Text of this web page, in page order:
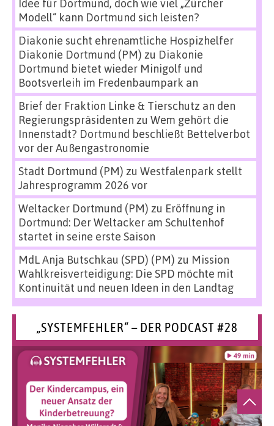
Idee für Dortmund, doch wie viel „Zürcher
Modell“ kann Dortmund sich leisten?
Diakonie sucht ehrenamtliche Hospizhelfer
Diakonie Dortmund (PM) zu Diakonie
Dortmund bietet wieder Minigolf und
Bootsverleih im Fredenbaumpark an
Brief der Fraktion Linke & Tierschutz an den
Regierungspräsidenten zu Wem gehört die
Innenstadt? Dortmund beschließt Bettelverbot
vor der Außengastronomie
Stadt Dortmund (PM) zu Westfalenpark stellt
Jahresprogramm 2026 vor
Weltacker Dortmund (PM) zu Eröffnung in
Dortmund: Der Weltacker am Schultenhof
startet in seine erste Saison
MdL Anja Butschkau (SPD) (PM) zu Mission
Wahlkreisverteidigung: Die SPD möchte mit
Kontinuität und neuen Ideen in den Landtag
„SYSTEMFEHLER“ – DER PODCAST #28